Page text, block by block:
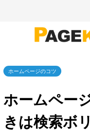
ホームページのコツ
ホームペー
きは検索ボ